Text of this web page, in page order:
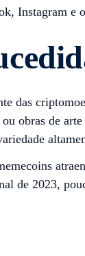
Instagram e
das
obras de
de 2023,